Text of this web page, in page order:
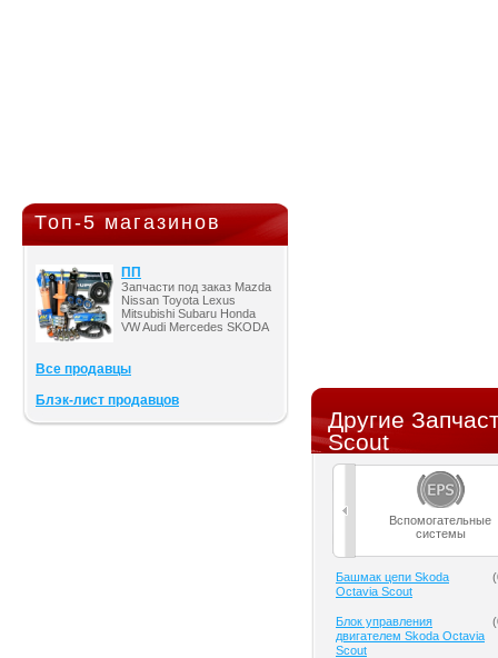
Топ-5 магазинов
ПП
Запчасти под заказ Mazda
Nissan Toyota Lexus
Mitsubishi Subaru Honda
VW Audi Mercedes SKODA
Все продавцы
Блэк-лист продавцов
Другие
Scout
Вспомогательные
системы
Башмак цепи Skoda
Octavia Scout
(
Блок управления
двигателем Skoda Octavia
Scout
(